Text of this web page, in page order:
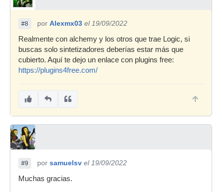
#8 por Alexmx03 el 19/09/2022
Realmente con alchemy y los otros que trae Logic, si
buscas solo sintetizadores deberías estar más que
cubierto. Aquí te dejo un enlace con plugins free:
https://plugins4free.com/
#9 por samuelsv el 19/09/2022
Muchas gracias.